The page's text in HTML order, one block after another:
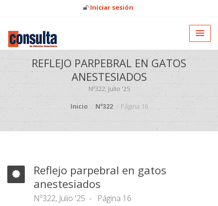
Iniciar sesión
REFLEJO PARPEBRAL EN GATOS
ANESTESIADOS
Nº322, Julio '25
Inicio
Nº322 Página 16
Reflejo parpebral en gatos
anestesiados
Nº322, Julio '25 Página 16